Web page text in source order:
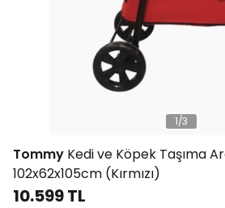
1/3
Tommy Kedi ve Köpek Taşıma
102x62x105cm (Kırmızı)
10.599 TL